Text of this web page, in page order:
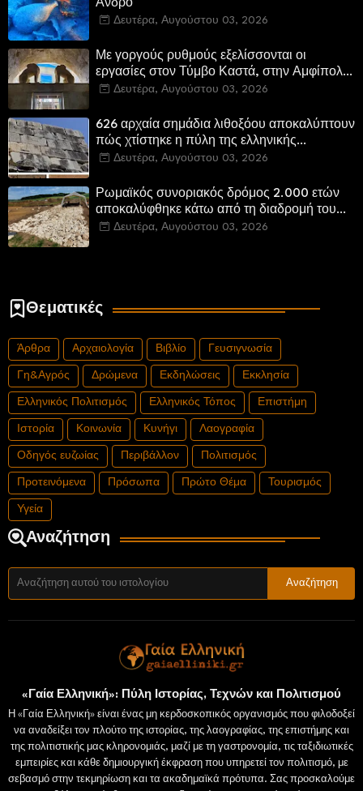
Άνδρο
Δευτέρα, Αυγούστου 03, 2026
Με γοργούς ρυθμούς εξελίσσονται οι
εργασίες στον Τύμβο Καστά, στην Αμφίπολη.
Αποδίδονται μνημεία της πόλης
Δευτέρα, Αυγούστου 03, 2026
626 αρχαία σημάδια λιθοξόου αποκαλύπτουν
πώς χτίστηκε η πύλη της ελληνικής
Πτολεμαΐδας στη Λιβύη
Δευτέρα, Αυγούστου 03, 2026
Ρωμαϊκός συνοριακός δρόμος 2.000 ετών
αποκαλύφθηκε κάτω από τη διαδρομή του
νέου αυτοκινητόδρομου Α8 της Γερμανίας
Δευτέρα, Αυγούστου 03, 2026
Θεματικές
Άρθρα Αρχαιολογία Βιβλίο Γευσιγνωσία
Γη&Αγρός Δρώμενα Εκδηλώσεις Εκκλησία
Ελληνικός Πολιτισμός Ελληνικός Τόπος Επιστήμη
Ιστορία Κοινωνία Κυνήγι Λαογραφία
Οδηγός ευζωίας Περιβάλλον Πολιτισμός
Προτεινόμενα Πρόσωπα Πρώτο Θέμα Τουρισμός
Υγεία
Αναζήτηση
«Γαία Ελληνική»: Πύλη Ιστορίας, Τεχνών και Πολιτισμού
Η «Γαία Ελληνική» είναι ένας μη κερδοσκοπικός οργανισμός που φιλοδοξεί
να αναδείξει τον πλούτο της ιστορίας, της λαογραφίας, της επιστήμης και
της πολιτιστικής μας κληρονομιάς, μαζί με τη γαστρονομία, τις ταξιδιωτικές
εμπειρίες και κάθε δημιουργική έκφραση που υπηρετεί τον πολιτισμό, με
σεβασμό στην τεκμηρίωση και τα ακαδημαϊκά πρότυπα. Σας προσκαλούμε